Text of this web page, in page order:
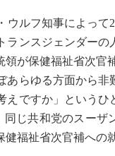
ルフ知事によって
ンスジェンダーの
が保健福祉省次官
らゆる方面から非
ですか」というひ
じ共和党のスーザ
福祉省次官補への